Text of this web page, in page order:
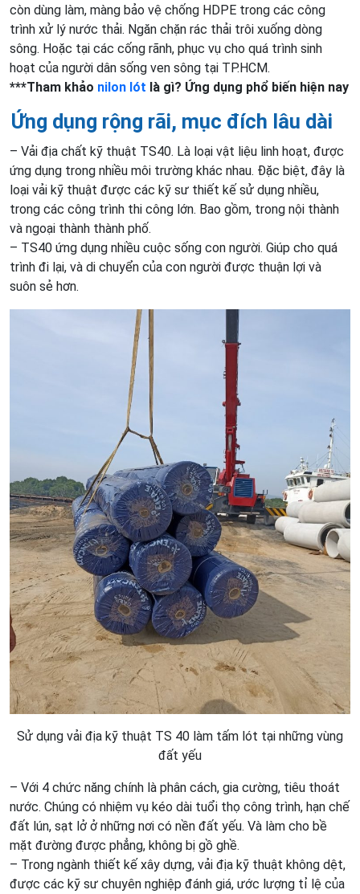
còn dùng làm, màng bảo vệ chống HDPE trong các công
trình xử lý nước thải. Ngăn chặn rác thải trôi xuống dòng
sông. Hoặc tại các cống rãnh, phục vụ cho quá trình sinh
hoạt của người dân sống ven sông tại TP.HCM.
***Tham khảo nilon lót là gì? Ứng dụng phổ biến hiện nay
Ứng dụng rộng rãi, mục đích lâu dài
– Vải địa chất kỹ thuật TS40. Là loại vật liệu linh hoạt, được
ứng dụng trong nhiều môi trường khác nhau. Đặc biệt, đây là
loại vải kỹ thuật được các kỹ sư thiết kế sử dụng nhiều,
trong các công trình thi công lớn. Bao gồm, trong nội thành
và ngoại thành thành phố.
– TS40 ứng dụng nhiều cuộc sống con người. Giúp cho quá
trình đi lại, và di chuyển của con người được thuận lợi và
suôn sẻ hơn.
Sử dụng vải địa kỹ thuật TS 40 làm tấm lót tại những vùng
đất yếu
– Với 4 chức năng chính là phân cách, gia cường, tiêu thoát
nước. Chúng có nhiệm vụ kéo dài tuổi thọ công trình, hạn chế
đất lún, sạt lở ở những nơi có nền đất yếu. Và làm cho bề
mặt đường được phẳng, không bị gồ ghề.
– Trong ngành thiết kế xây dựng, vải địa kỹ thuật không dệt,
được các kỹ sư chuyên nghiệp đánh giá, ước lượng tỉ lệ của